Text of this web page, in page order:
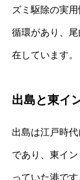
ズミ駆除の実
循環があり、
在しています。
出島と東イ
出島は江戸時
であり、東イ
っていた港で